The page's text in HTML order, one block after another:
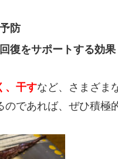
防
復をサポートする効果
、干すなど、さまざま
であれば、ぜひ積極